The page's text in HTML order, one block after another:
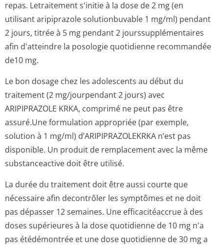
repas. Letraitement s'initie à la dose de 2 mg (en
utilisant aripiprazole solutionbuvable 1 mg/ml) pendant
2 jours, titrée à 5 mg pendant 2 jourssupplé­mentaires
afin d'atteindre la posologie quotidienne recommandée
de10 mg.
Le bon dosage chez les adolescents au début du
traitement (2 mg/jourpendant 2 jours) avec
ARIPIPRAZOLE KRKA, comprimé ne peut pas être
assuré.Une formulation appropriée (par exemple,
solution à 1 mg/ml) d’ARIPIPRAZOLEKRKA n’est pas
disponible. Un produit de remplacement avec la même
substanceactive doit être utilisé.
La durée du traitement doit être aussi courte que
nécessaire afin decontrôler les symptômes et ne doit
pas dépasser 12 semaines. Une efficacitéaccrue à des
doses supérieures à la dose quotidienne de 10 mg n'a
pas étédémontrée et une dose quotidienne de 30 mg a